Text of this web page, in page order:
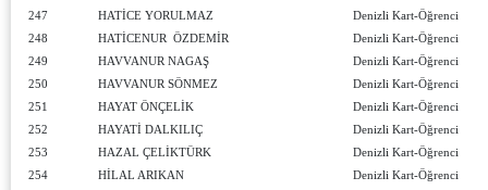
247
HATİCE YORULMAZ
Denizli Kart-Öğrenci
248
HATİCENUR ÖZDEMİR
Denizli Kart-Öğrenci
249
HAVVANUR NAGAŞ
Denizli Kart-Öğrenci
250
HAVVANUR SÖNMEZ
Denizli Kart-Öğrenci
251
HAYAT ÖNÇELİK
Denizli Kart-Öğrenci
252
HAYATİ DALKILIÇ
Denizli Kart-Öğrenci
253
HAZAL ÇELİKTÜRK
Denizli Kart-Öğrenci
254
HİLAL ARIKAN
Denizli Kart-Öğrenci